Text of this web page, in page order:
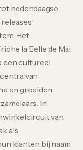
hedendaagse
Het
la Belle de Mai
een cultureel
van
en groeiden
In
van
als
klanten bij naam